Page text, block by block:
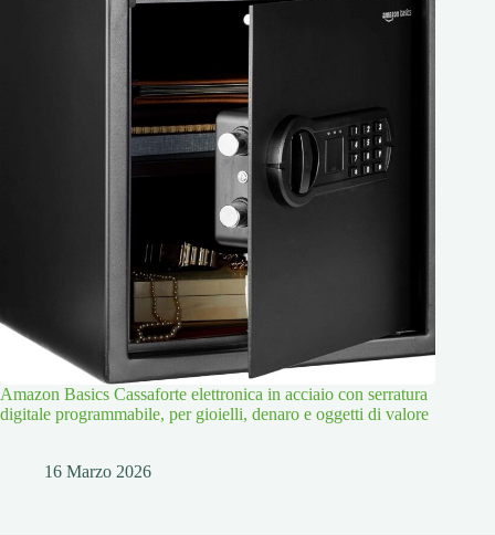
Amazon Basics Cassaforte elettronica in acciaio con serratura
digitale programmabile, per gioielli, denaro e oggetti di valore
16 Marzo 2026